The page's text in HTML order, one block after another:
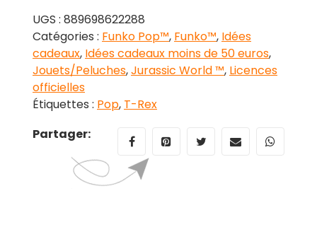
POP
Jurassic
World
3
T-
Rex
UGS : 889698622288
Catégories : Funko Pop™, Funko™, Idées
cadeaux, Idées cadeaux moins de 50 euros,
Jouets/Peluches,Jurassic World ™, Licences
officielles
Étiquettes : Pop, T-Rex
Partager: